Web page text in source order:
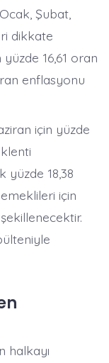
Şubat,
dikkate
yüzde 16,61 oran
enflasyonu
için yüzde
yüzde 18,38
için
halkayı